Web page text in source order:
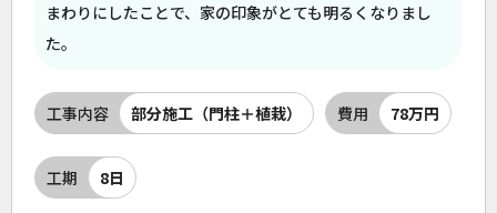
まわりにしたことで、家の印象がとても明るくなりまし
た。
工事内容 部分施工（門柱＋植栽） 費用 78万円
工期 8日